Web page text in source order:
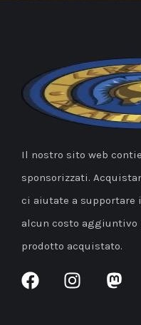
Il nostro sito web
sponsorizzati.
ci aiutate a supportare
alcun costo aggiuntivo
prodotto acquistato.